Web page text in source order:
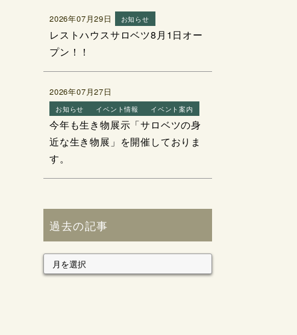
2026年07月29日 お知らせ
レストハウスサロベツ8月1日オー
プン！！
2026年07月27日
お知らせ イベント情報 イベント案内
今年も生き物展示「サロベツの身
近な生き物展」を開催しておりま
す。
過去の記事